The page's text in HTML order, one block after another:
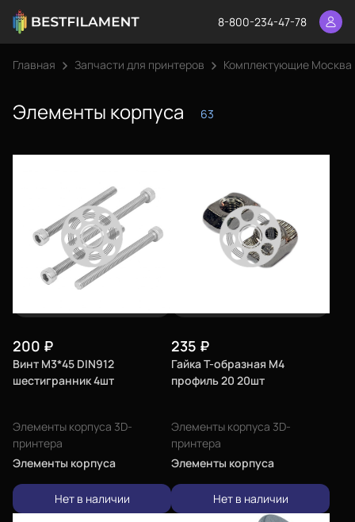
8-800-234-47-78
Главная Запчасти для принтеров Комплектующие Москва
Элементы корпуса 63
200 ₽
Винт М3*45 DIN912
шестигранник 4шт
Элементы корпуса 3D-
принтера
Элементы корпуса
Нет в наличии
235 ₽
Гайка Т-образная М4
профиль 20 20шт
Элементы корпуса 3D-
принтера
Элементы корпуса
Нет в наличии